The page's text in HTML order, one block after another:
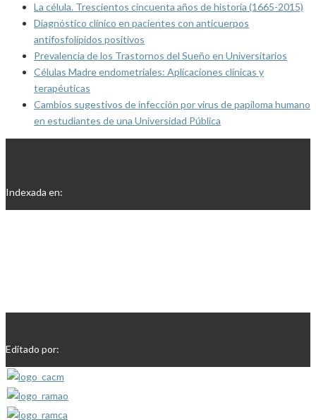
La célula. Trescientos cincuenta años de historia (1665-2015)
Diagnóstico clínico en pacientes con anticuerpos
antifosfolípidos positivos
Prevalencia de los Trastornos del Sueño en Universitarios
Células Madre endometriales: Aplicaciones clínicas y
terapéuticas
Cambios sugestivos de infección por virus de papiloma humano
en estudiantes de una Universidad Pública
Indexada en:
Editado por: